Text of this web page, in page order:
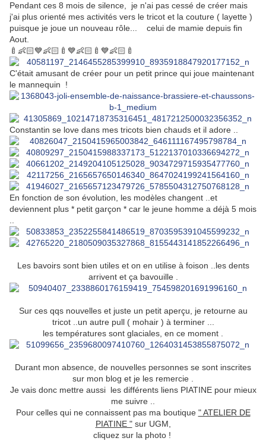
Pendant ces 8 mois de silence, je n'ai pas cessé de créer mais
j'ai plus orienté mes activités vers le tricot et la couture ( layette )
puisque je joue un nouveau rôle... celui de mamie depuis fin
Aout.
🍼 👶🏻💙👶🏻 🍼 💙👶🏻 🍼 💙👶🏻 🍼
C'était amusant de créer pour un petit prince qui joue maintenant
le mannequin !
Constantin se love dans mes tricots bien chauds et il adore ..
En fonction de son évolution, les modèles changent ..et
deviennent plus * petit garçon * car le jeune homme a déjà 5 mois
Les bavoirs sont bien utiles et on en utilise à foison ..les dents
arrivent et ça bavouille .
Sur ces qqs nouvelles et juste un petit aperçu, je retourne au
tricot ..un autre pull ( mohair ) à terminer ...
les températures sont glaciales, en ce moment .
Durant mon absence, de nouvelles personnes se sont inscrites
sur mon blog et je les remercie .
Je vais donc mettre aussi les différents liens PIATINE pour mieux
me suivre ..
Pour celles qui ne connaissent pas ma boutique " ATELIER DE
PIATINE "sur UGM,
cliquez sur la photo !